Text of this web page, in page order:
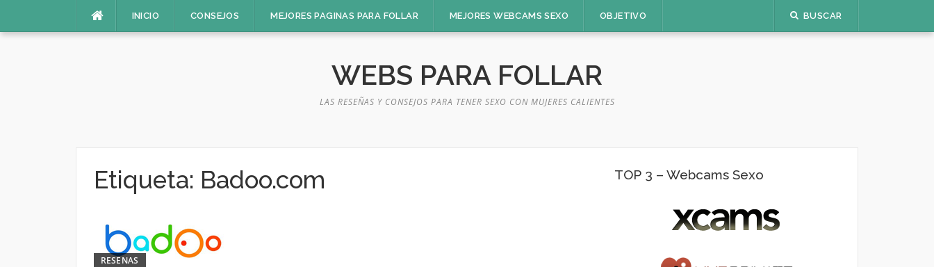
INICIO CONSEJOS MEJORES PAGINAS PARA FOLLAR MEJORES WEBCAMS SEXO OBJETIVO BUSCAR
WEBS PARA FOLLAR
LAS RESEÑAS Y CONSEJOS PARA TENER SEXO CON MUJERES CALIENTES
Etiqueta: Badoo.com
RESENAS
TOP 3 – Webcams Sexo